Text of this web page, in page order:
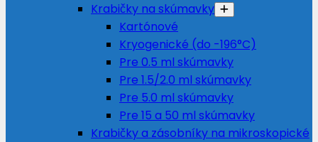
Krabičky na skúmavky
Kartónové
Kryogenické (do -196°C)
Pre 0.5 ml skúmavky
Pre 1.5/2.0 ml skúmavky
Pre 5.0 ml skúmavky
Pre 15 a 50 ml skúmavky
Krabičky a zásobníky na mikroskopické